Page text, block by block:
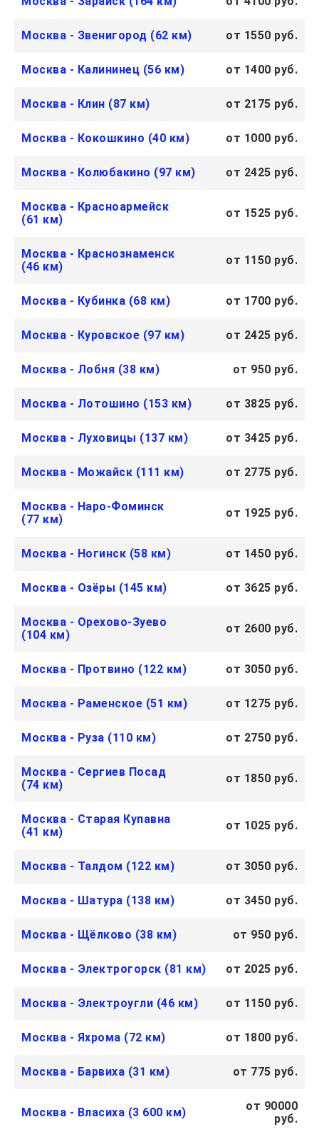
Москва - Звенигород (62 км) от 1550 руб.
Москва - Калининец (56 км) от 1400 руб.
Москва - Клин (87 км) от 2175 руб.
Москва - Кокошкино (40 км) от 1000 руб.
Москва - Колюбакино (97 км) от 2425 руб.
Москва - Красноармейск
(61 км)
от 1525 руб.
Москва - Краснознаменск
(46 км)
от 1150 руб.
Москва - Кубинка (68 км) от 1700 руб.
Москва - Куровское (97 км) от 2425 руб.
Москва - Лобня (38 км) от 950 руб.
Москва - Лотошино (153 км) от 3825 руб.
Москва - Луховицы (137 км) от 3425 руб.
Москва - Можайск (111 км) от 2775 руб.
Москва - Наро-Фоминск
(77 км)
от 1925 руб.
Москва - Ногинск (58 км) от 1450 руб.
Москва - Озёры (145 км) от 3625 руб.
Москва - Орехово-Зуево
(104 км)
от 2600 руб.
Москва - Протвино (122 км) от 3050 руб.
Москва - Раменское (51 км) от 1275 руб.
Москва - Руза (110 км) от 2750 руб.
Москва - Сергиев Посад
(74 км)
от 1850 руб.
Москва - Старая Купавна
(41 км)
от 1025 руб.
Москва - Талдом (122 км) от 3050 руб.
Москва - Шатура (138 км) от 3450 руб.
Москва - Щёлково (38 км) от 950 руб.
Москва - Электрогорск (81 км) от 2025 руб.
Москва - Электроугли (46 км) от 1150 руб.
Москва - Яхрома (72 км) от 1800 руб.
Москва - Барвиха (31 км) от 775 руб.
Москва - Власиха (3 600 км)
от 90000
руб.